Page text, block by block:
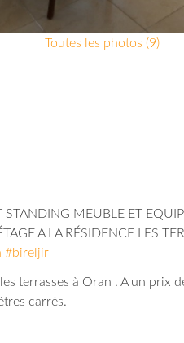
Toutes les photos (9)
STANDING MEUBLE ET
A LA RÉSIDENCE LES
#bireljir
les terrasses à Oran . A un prix
carrés.